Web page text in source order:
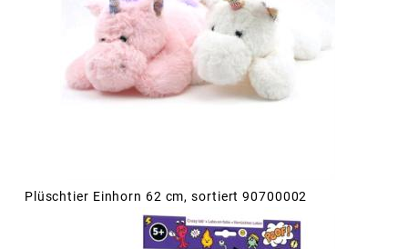
Plüschtier Einhorn 62 cm, sortiert 90700002